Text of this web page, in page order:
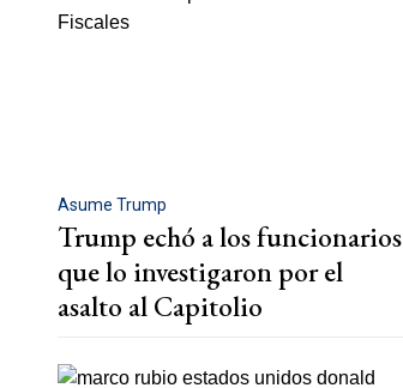
Asume Trump
Trump echó a los funcionarios
que lo investigaron por el
asalto al Capitolio